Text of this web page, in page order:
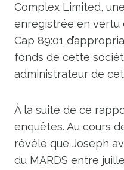
Complex Limited,
enregistrée en vertu
Cap 89:01
fonds de cette
administrateur de
À la suite de ce
enquêtes. Au cours
révélé que Joseph
du MARDS entre